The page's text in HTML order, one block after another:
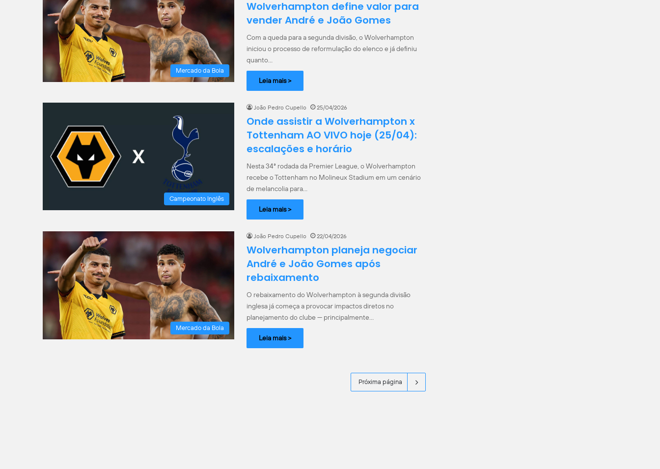
Mercado da Bola
Wolverhampton define valor para
vender André e João Gomes
Com a queda para a segunda divisão, o Wolverhampton
iniciou o processo de reformulação do elenco e já definiu
quanto…
Leia mais >
Campeonato Inglês
João Pedro Cupello 25/04/2026
Onde assistir a Wolverhampton x
Tottenham AO VIVO hoje (25/04):
escalações e horário
Nesta 34ª rodada da Premier League, o Wolverhampton
recebe o Tottenham no Molineux Stadium em um cenário
de melancolia para…
Leia mais >
Mercado da Bola
João Pedro Cupello 22/04/2026
Wolverhampton planeja negociar
André e João Gomes após
rebaixamento
O rebaixamento do Wolverhampton à segunda divisão
inglesa já começa a provocar impactos diretos no
planejamento do clube — principalmente…
Leia mais >
Próxima página